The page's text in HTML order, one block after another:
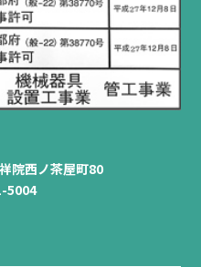
院西ノ茶屋町80
5004